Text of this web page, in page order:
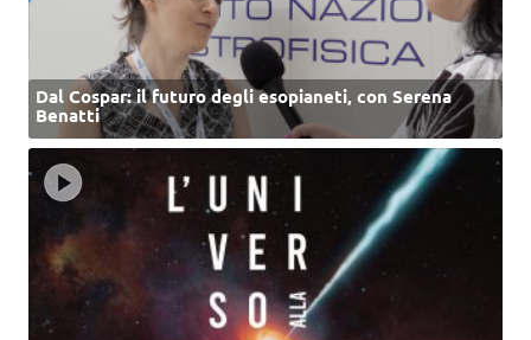
Dal Cospar: il futuro degli esopianeti, con Serena
Benatti